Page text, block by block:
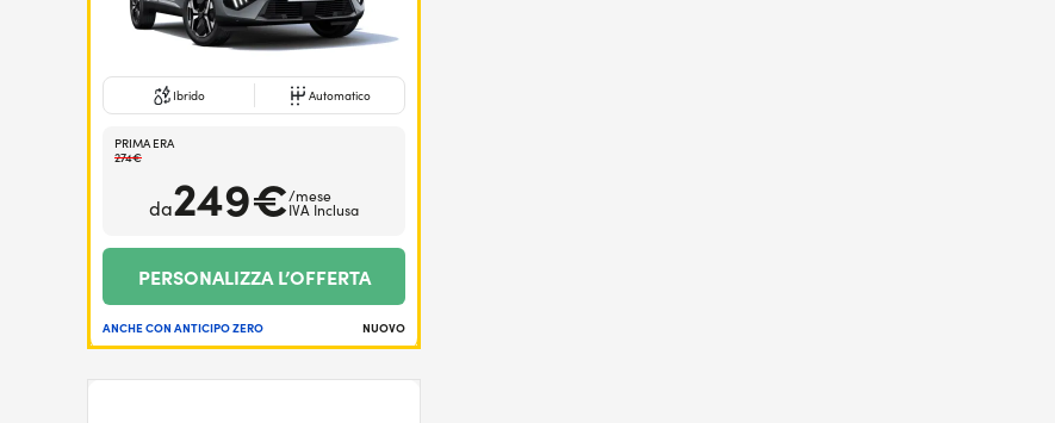
Ibrido Automatico
PRIMA ERA
274€
da249€/mese
IVA Inclusa
PERSONALIZZA L’OFFERTA
ANCHE CON ANTICIPO ZERO NUOVO